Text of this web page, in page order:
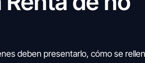
deben presentarlo, cómo se